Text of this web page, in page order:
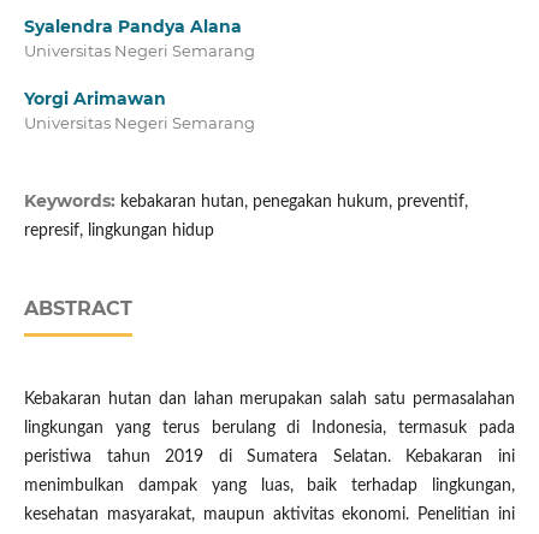
Syalendra Pandya Alana
Universitas Negeri Semarang
Yorgi Arimawan
Universitas Negeri Semarang
Keywords: kebakaran hutan, penegakan hukum, preventif,
represif, lingkungan hidup
ABSTRACT
Kebakaran hutan dan lahan merupakan salah satu permasalahan
lingkungan yang terus berulang di Indonesia, termasuk pada
peristiwa tahun 2019 di Sumatera Selatan. Kebakaran ini
menimbulkan dampak yang luas, baik terhadap lingkungan,
kesehatan masyarakat, maupun aktivitas ekonomi. Penelitian ini